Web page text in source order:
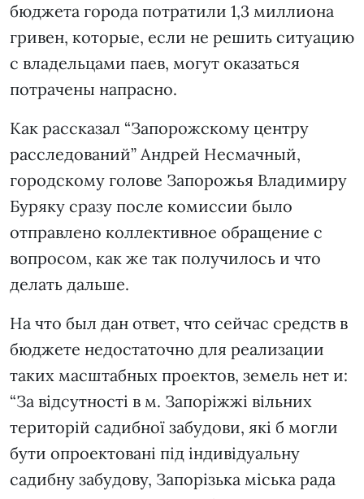
бюджета города потратили 1,3 миллиона
гривен, которые, если не решить ситуацию
с владельцами паев, могут оказаться
потрачены напрасно.
Как рассказал “Запорожскому центру
расследований” Андрей Несмачный,
городскому голове Запорожья Владимиру
Буряку сразу после комиссии было
отправлено коллективное обращение с
вопросом, как же так получилось и что
делать дальше.
На что был дан ответ, что сейчас средств в
бюджете недостаточно для реализации
таких масштабных проектов, земель нет и:
“За відсутності в м. Запоріжжі вільних
територій садибної забудови, які б могли
бути опроектовані під індивідуальну
садибну забудову, Запорізька міська рада